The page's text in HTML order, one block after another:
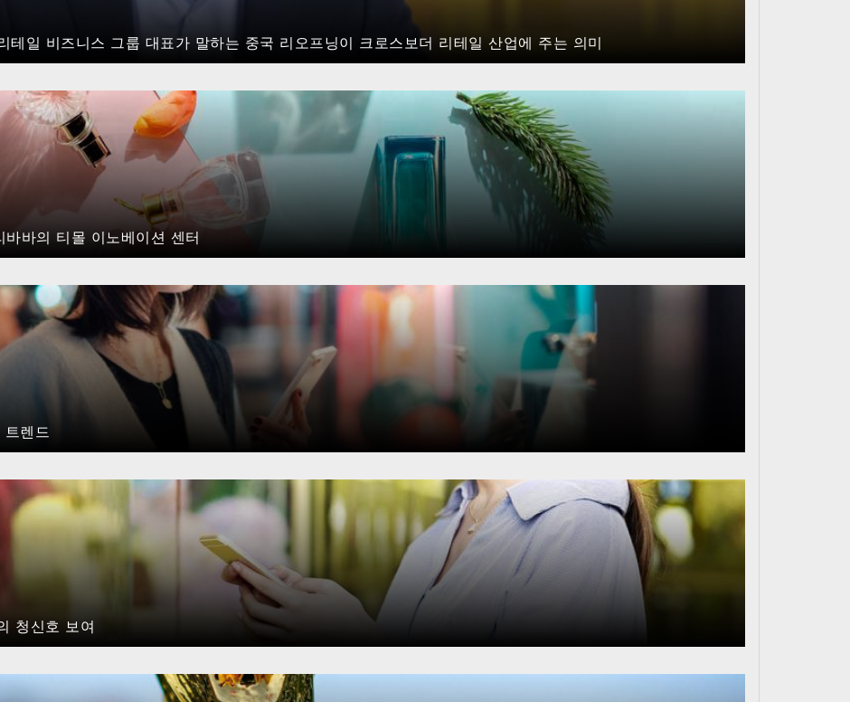
일 비즈니스 그룹 대표가 말하는 중국 리오프닝이 크로스보더 리테일 산업에 주는 의미
바의 티몰 이노베이션 센터
트렌드
청신호 보여